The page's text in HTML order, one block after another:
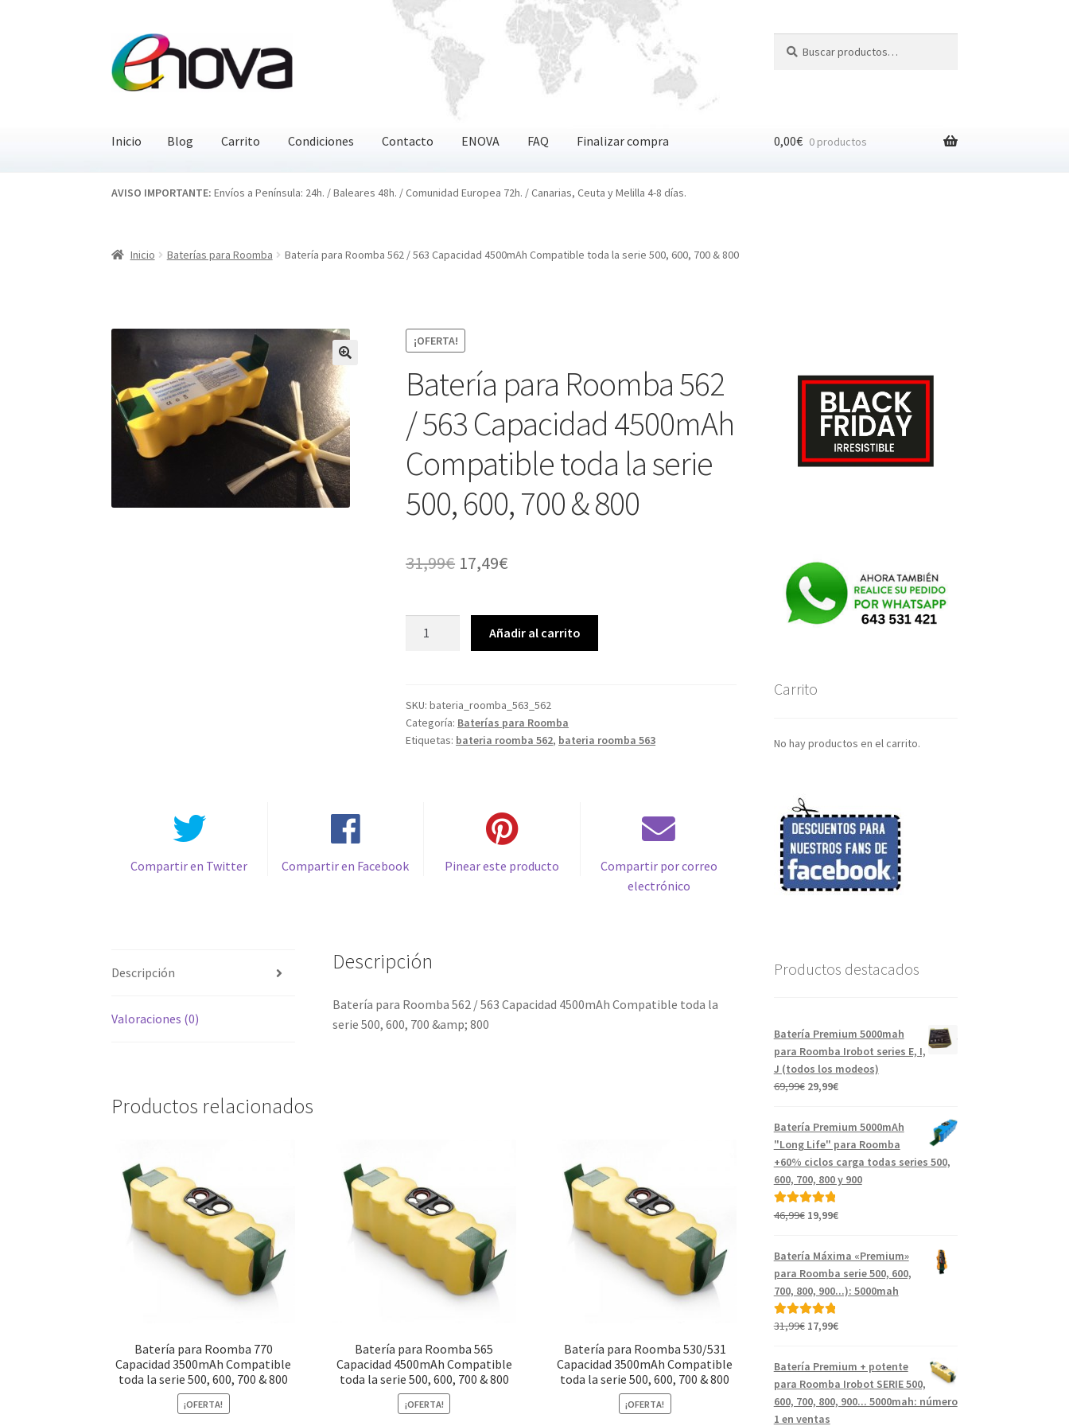
a
la
al
contenido
por:
Inicio Blog Carrito Condiciones Contacto ENOVA FAQ Finalizar compra
Inicio BlogCarrito CondicionesContacto ENOVA FAQ Finalizar compra
0,00€ 0 productos
AVISO IMPORTANTE: Envíos a Península: 24h. / Baleares 48h. / Comunidad Europea 72h. / Canarias, Ceuta y Melilla 4-8 días.
Inicio Baterías para Roomba Batería para Roomba 562 / 563 Capacidad 4500mAh Compatible toda la serie 500, 600, 700 & 800
¡OFERTA!
Batería para Roomba 562
/ 563 Capacidad 4500mAh
Compatible toda la serie
500, 600, 700 & 800
31,99€ El
original
era:
17,49€
actual
es:
/
563
Capacidad
500,
cantidad
Añadir al carrito
SKU:bateria_roomba_563_562
Categoría: Baterías para Roomba
Etiquetas: bateria roomba 562, bateria roomba 563
Compartir en Twitter Compartir en Facebook Pinear este producto
Compartir por correo
electrónico
Descripción
Valoraciones (0)
Descripción
Batería para Roomba 562 / 563 Capacidad 4500mAh Compatible toda la
serie 500, 600, 700 &amp; 800
Productos relacionados
Batería para Roomba 770
Capacidad 3500mAh Compatible
toda la serie 500, 600, 700 & 800
¡OFERTA!
Batería para Roomba 565
Capacidad 4500mAh Compatible
toda la serie 500, 600, 700 & 800
¡OFERTA!
Batería para Roomba 530/531
Capacidad 3500mAh Compatible
toda la serie 500, 600, 700 & 800
¡OFERTA!
Carrito
No hay productos en el carrito.
Productos destacados
Batería Premium 5000mah
para Roomba Irobot series E, I,
J (todos los modeos)
69,99€ El
original
era:
69,99€.
29,99€El
actual
29,99€.
Batería Premium 5000mAh
"Long Life" para Roomba
+60% ciclos carga todas series 500,
600, 700, 800 y 900
Valorado con
46,99€ El
original
46,99€.
19,99€El
actual
19,99€.
Batería Máxima «Premium»
para Roomba serie 500, 600,
700, 800, 900...): 5000mah
Valorado con
31,99€ El
original
31,99€.
17,99€El
actual
es:
17,99€.
Batería Premium + potente
para Roomba Irobot SERIE 500,
600, 700, 800, 900... 5000mah: número
1 en ventas